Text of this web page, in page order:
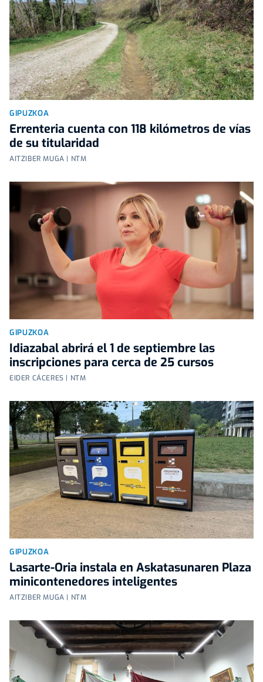
GIPUZKOA
Errenteria cuenta con 118 kilómetros de vías
de su titularidad
AITZIBER MUGA | NTM
GIPUZKOA
Idiazabal abrirá el 1 de septiembre las
inscripciones para cerca de 25 cursos
EIDER CÁCERES | NTM
GIPUZKOA
Lasarte-Oria instala en Askatasunaren Plaza
minicontenedores inteligentes
AITZIBER MUGA | NTM